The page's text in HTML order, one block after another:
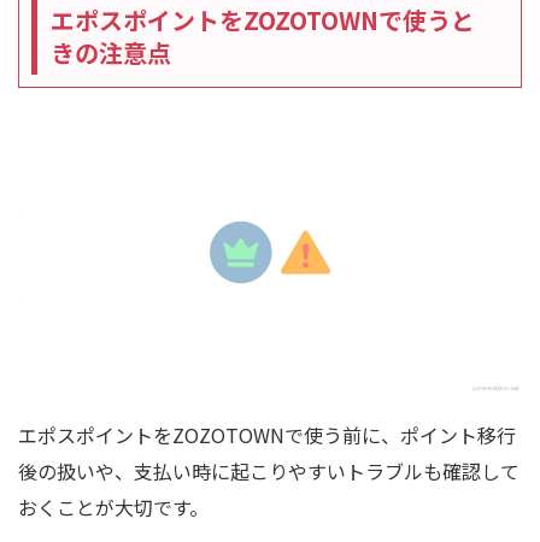
エポスポイントをZOZOTOWNで使うと
きの注意点
エポスポイントをZOZOTOWNで使う前に、ポイント移行
後の扱いや、支払い時に起こりやすいトラブルも確認して
おくことが大切です。